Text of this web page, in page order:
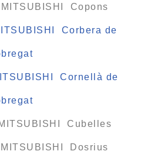
Copons
Corbera de
Cornellà de
Cubelles
Dosrius